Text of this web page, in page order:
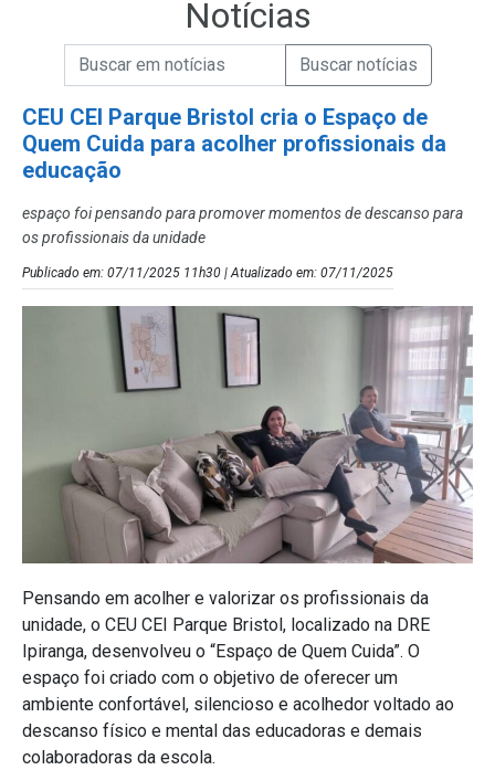
Notícias
Campo de Busca de Notícias
Campo de Busca de informaçõesEnviar a Busca de Notícias
CEU CEI Parque Bristol cria o Espaço de
Quem Cuida para acolher profissionais da
educação
espaço foi pensando para promover momentos de descanso para
os profissionais da unidade
Publicado em: 07/11/2025 11h30 | Atualizado em: 07/11/2025
Pensando em acolher e valorizar os profissionais da
unidade, o CEU CEI Parque Bristol, localizado na DRE
Ipiranga, desenvolveu o “Espaço de Quem Cuida”. O
espaço foi criado com o objetivo de oferecer um
ambiente confortável, silencioso e acolhedor voltado ao
descanso físico e mental das educadoras e demais
colaboradoras da escola.